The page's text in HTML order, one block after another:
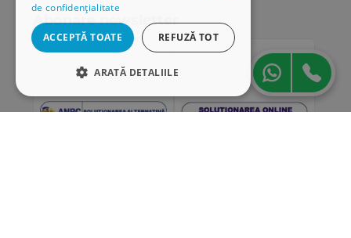
de confidențialitate
ACCEPTĂ TOATE REFUZĂ TOT
ARATĂ DETALIILE
STRICT NECESARE
Abonare newsletter